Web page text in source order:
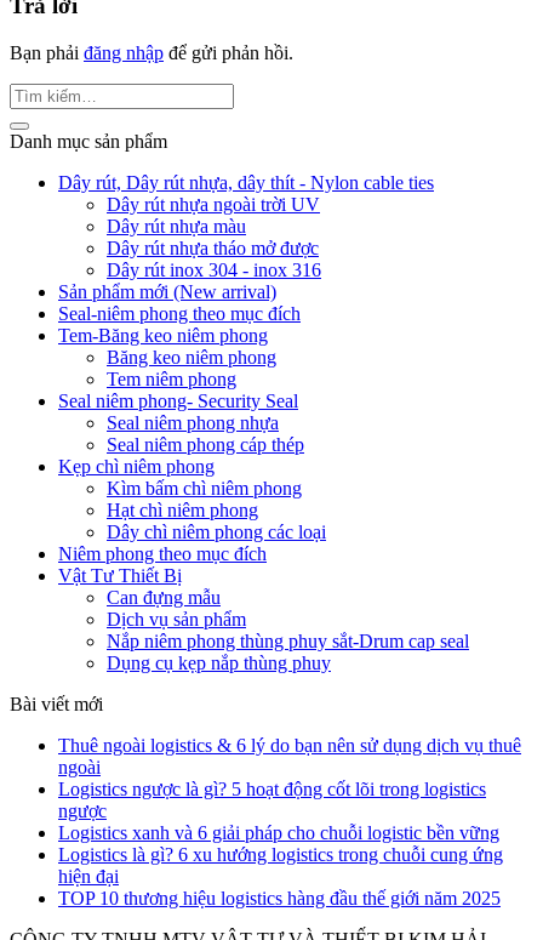
Trả lời
Bạn phải đăng nhập để gửi phản hồi.
Danh mục sản phẩm
Dây rút, Dây rút nhựa, dây thít - Nylon cable ties
Dây rút nhựa ngoài trời UV
Dây rút nhựa màu
Dây rút nhựa tháo mở được
Dây rút inox 304 - inox 316
Sản phẩm mới (New arrival)
Seal-niêm phong theo mục đích
Tem-Băng keo niêm phong
Băng keo niêm phong
Tem niêm phong
Seal niêm phong- Security Seal
Seal niêm phong nhựa
Seal niêm phong cáp thép
Kẹp chì niêm phong
Kìm bấm chì niêm phong
Hạt chì niêm phong
Dây chì niêm phong các loại
Niêm phong theo mục đích
Vật Tư Thiết Bị
Can đựng mẫu
Dịch vụ sản phẩm
Nắp niêm phong thùng phuy sắt-Drum cap seal
Dụng cụ kẹp nắp thùng phuy
Bài viết mới
Thuê ngoài logistics & 6 lý do bạn nên sử dụng dịch vụ thuê
ngoài
Logistics ngược là gì? 5 hoạt động cốt lõi trong logistics
ngược
Logistics xanh và 6 giải pháp cho chuỗi logistic bền vững
Logistics là gì? 6 xu hướng logistics trong chuỗi cung ứng
hiện đại
TOP 10 thương hiệu logistics hàng đầu thế giới năm 2025